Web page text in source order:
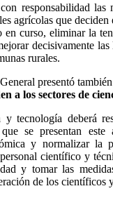
responsabilidad las
agrícolas que
curso, eliminar la
decisivamente las
rurales.
presentó
a los sectores de
tecnología deberá
se presentan
y normalizar la
científico y
y tomar las
de los científicos